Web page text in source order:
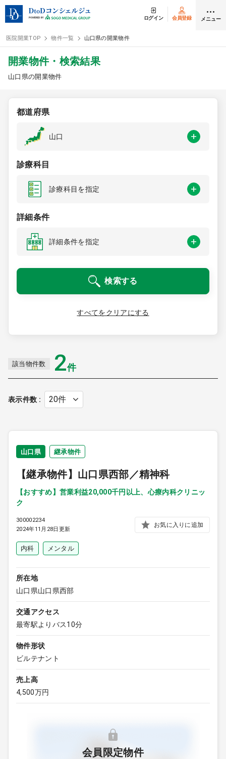
ログイン 会員登録 メニュー
ログイン
クリニック開業
DtoDの開業支援
開業スタイル
医療モール開業
新規開業（戸建て・テナント）
物件検索
コンサルタント
開業支援事例
開業支援事例
開業ノウハウ
個別相談会
受付時間 9:00 ～ 18:00（平日）
0120-315-606
医師求人
お問合せ
医院の譲渡・売却をお考えの方
医院開業TOP 物件一覧 山口県の開業物件
開業物件・検索結果
山口県の開業物件
都道府県
山口
診療科目
診療科目を指定
詳細条件
詳細条件を指定
検索する
すべてをクリアにする
該当物件数 2件
表示件数
山口県 継承物件
【継承物件】山口県西部／精神科
【おすすめ】営業利益20,000千円以上、心療内科クリニッ
ク
300002234
2024年11月28日更新
お気に入りに追加
内科 メンタル
所在地
山口県山口県西部
交通アクセス
最寄駅よりバス10分
物件形状
ビルテナント
売上高
4,500万円
会員限定物件